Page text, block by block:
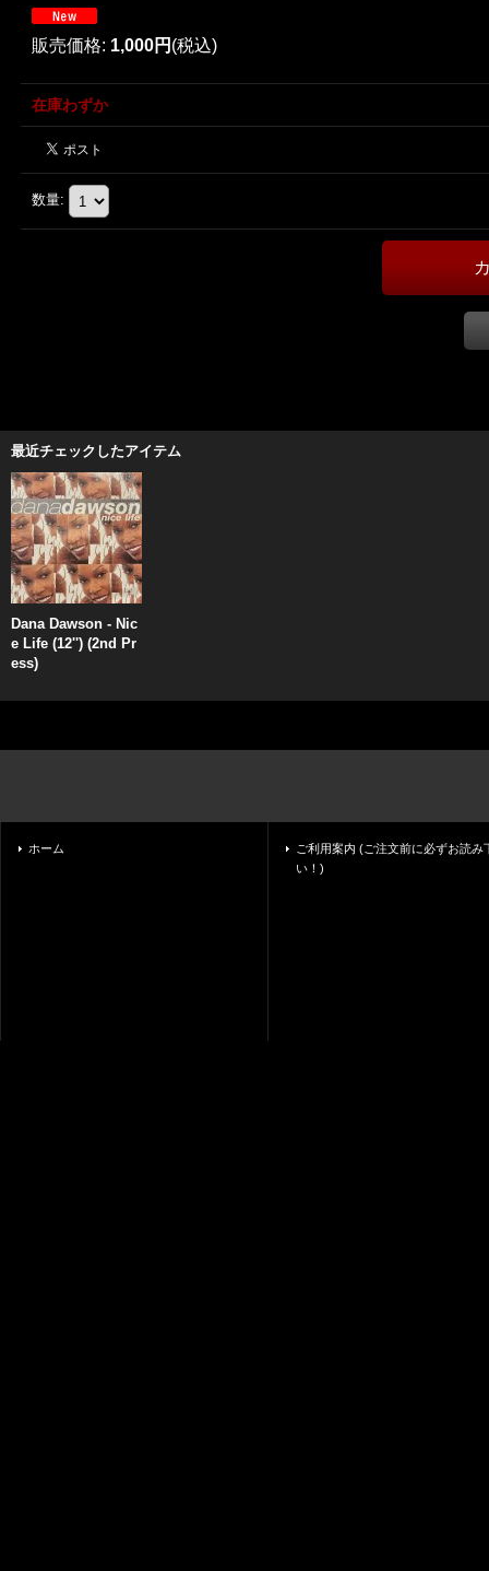
販売価格: 1,000円 (税込)
在庫わずか
数量:
最近チェックしたアイテム
Dana Dawson - Nic
e Life (12'') (2nd Pr
ess)
ホーム
ご利用案内 (ご注文前に必ずお読み
い！)